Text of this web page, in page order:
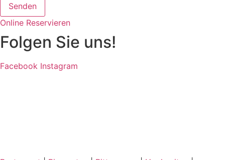
Senden
Online Reservieren
Folgen Sie uns!
Facebook Instagram